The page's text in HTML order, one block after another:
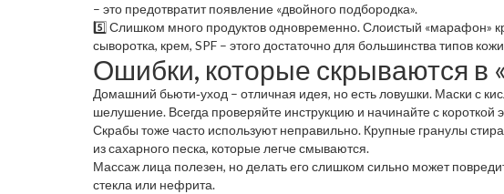
– это предотвратит появление «двойного подбородка».
5️⃣ Слишком много продуктов одновременно. Слоистый «марафон»
сыворотка, крем, SPF – этого достаточно для большинства типов
Ошибки, которые скрываются в
Домашний бьюти‑уход – отличная идея, но есть ловушки. Маски с
шелушение. Всегда проверяйте инструкцию и начинайте с короткой
Скрабы тоже часто используют неправильно. Крупные гранулы
из сахарного песка, которые легче смываются.
Массаж лица полезен, но делать его слишком сильно может
стекла или нефрита.